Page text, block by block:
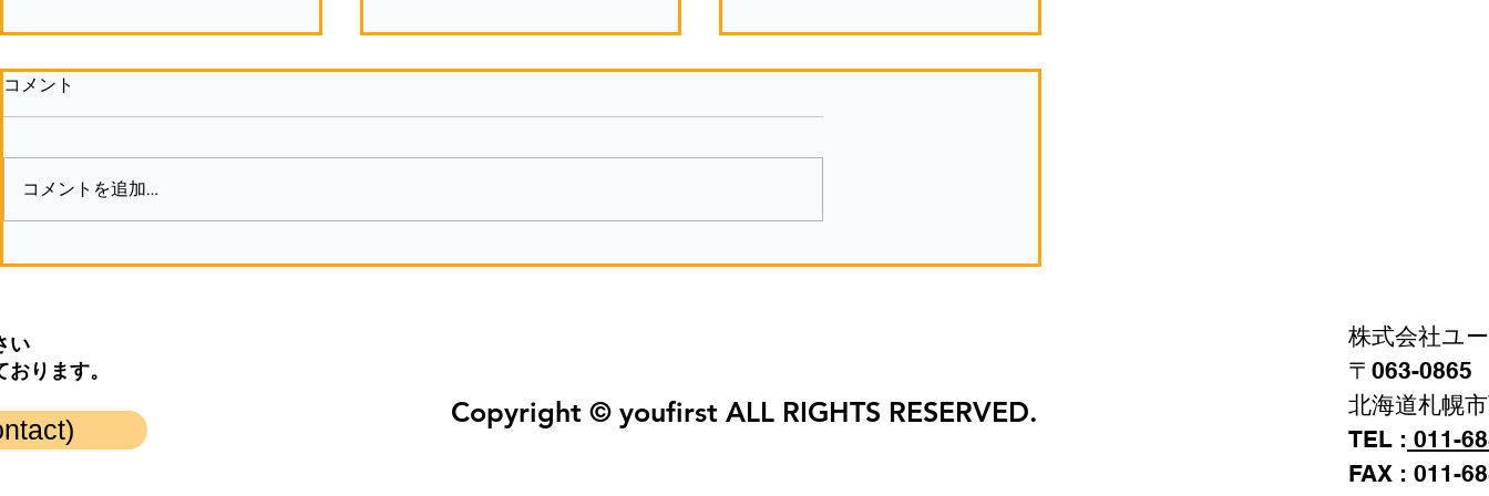
す
験しませんか
コメント
コメントを追加…
い
ります。
Copyright © youfirst ALL RIGHTS RESERVED.
株式会社ユ
〒063-
北海道札幌
TEL : 011-
FAX : 011-